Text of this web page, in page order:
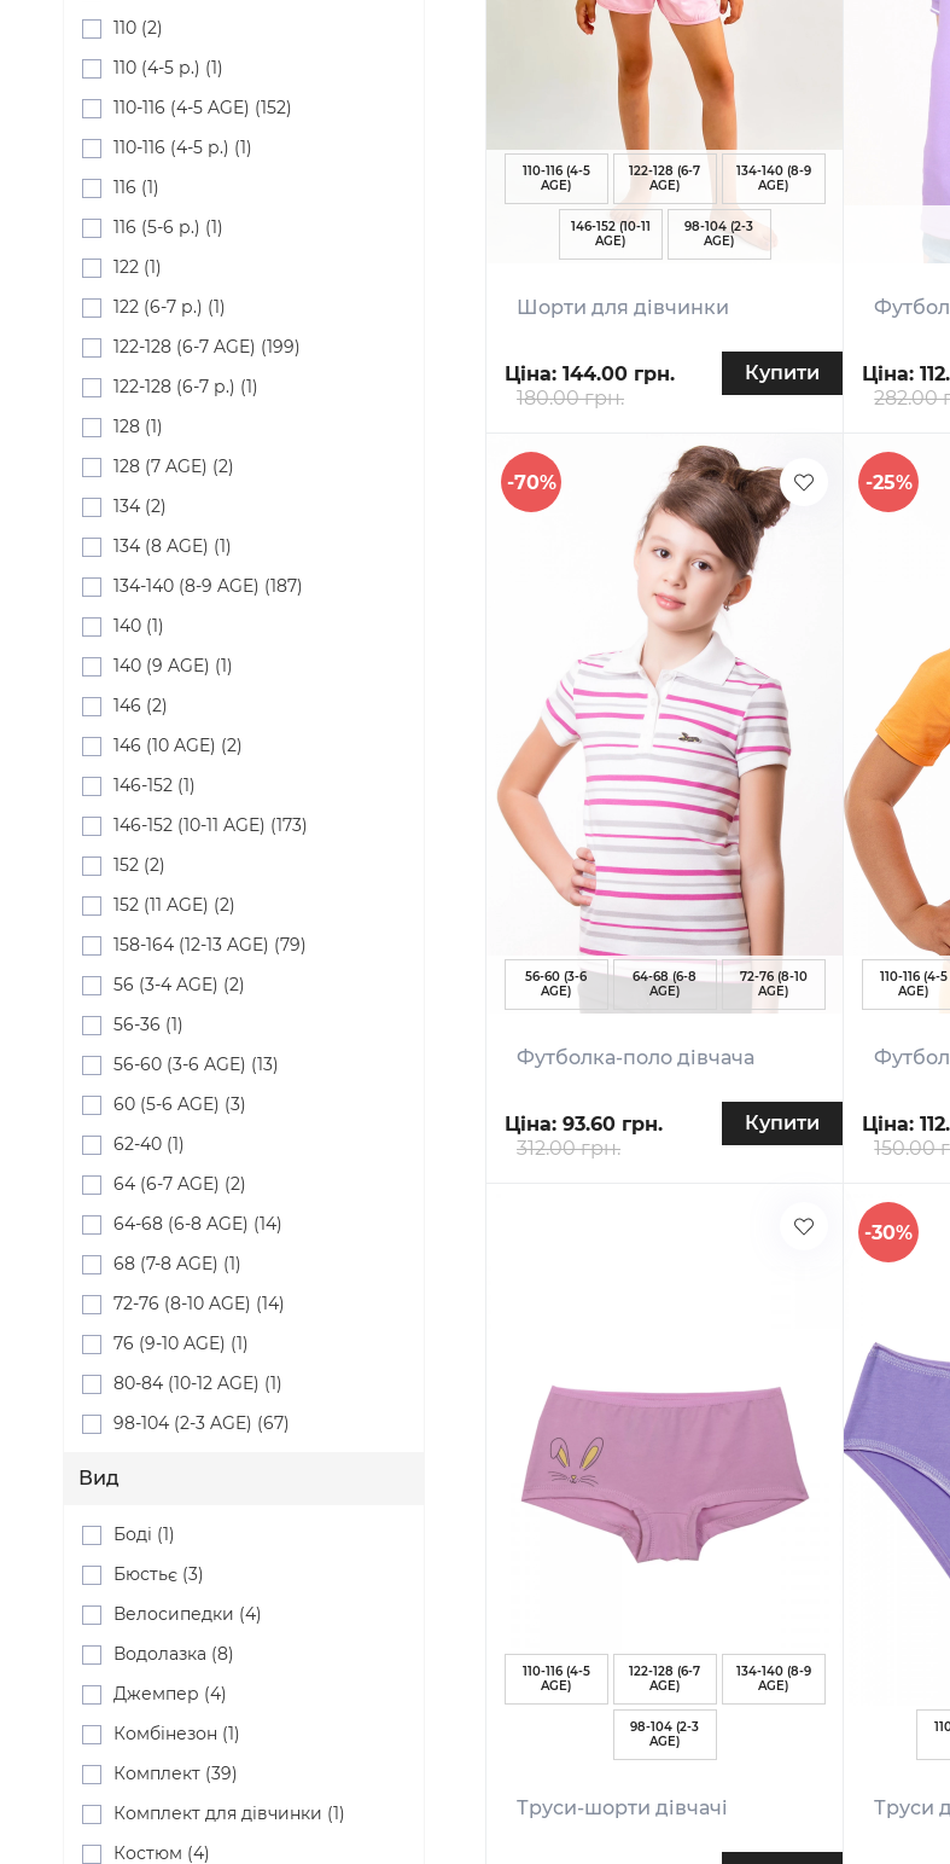
110 (2)
110 (4-5 р.) (1)
110-116 (4-5 AGE) (152)
110-116 (4-5 р.) (1)
116 (1)
116 (5-6 р.) (1)
122 (1)
122 (6-7 р.) (1)
122-128 (6-7 AGE) (199)
122-128 (6-7 р.) (1)
128 (1)
128 (7 AGE) (2)
134 (2)
134 (8 AGE) (1)
134-140 (8-9 AGE) (187)
140 (1)
140 (9 AGE) (1)
146 (2)
146 (10 AGE) (2)
146-152 (1)
146-152 (10-11 AGE) (173)
152 (2)
152 (11 AGE) (2)
158-164 (12-13 AGE) (79)
56 (3-4 AGE) (2)
56-36 (1)
56-60 (3-6 AGE) (13)
60 (5-6 AGE) (3)
62-40 (1)
64 (6-7 AGE) (2)
64-68 (6-8 AGE) (14)
68 (7-8 AGE) (1)
72-76 (8-10 AGE) (14)
76 (9-10 AGE) (1)
80-84 (10-12 AGE) (1)
98-104 (2-3 AGE) (67)
Вид
Боді (1)
Бюстьє (3)
Велосипедки (4)
Водолазка (8)
Джемпер (4)
Комбінезон (1)
Комплект (39)
Комплект для дівчинки (1)
Костюм (4)
110-116 (4-5
AGE)
122-128 (6-7
AGE)
134-140 (8-9
AGE)
146-152 (10-11
AGE)
98-104 (2-3
AGE)
Шорти для дівчинки
Ціна: 144.00 грн.
180.00 грн.
Купити Ціна:
282.00
-70%
56-60 (3-6
AGE)
64-68 (6-8
AGE)
72-76 (8-10
AGE)
Футболка-поло дівчача
Ціна: 93.60 грн.
312.00 грн.
Купити
-25%
110-116 (4-5
AGE)
Ціна:
150.00
110-116 (4-5
AGE)
122-128 (6-7
AGE)
134-140 (8-9
AGE)
98-104 (2-3
AGE)
Труси-шорти дівчачі
-30%
Труси